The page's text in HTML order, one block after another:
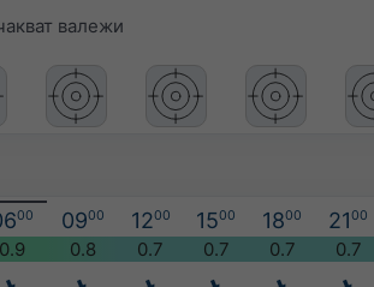
валежи
00 0900 1200 1500 1800 2100
0.9 0.8 0.7 0.7 0.7 0.7